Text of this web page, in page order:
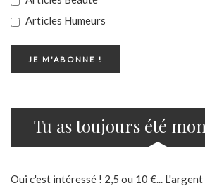
Articles Humeurs
Tu as toujours été
Oui c'est intéressé ! 2,5 ou 10 €...